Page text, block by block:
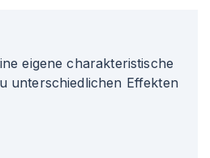
eigene charakteristische
unterschiedlichen Effekten